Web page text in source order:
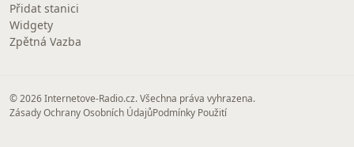
Přidat stanici
Widgety
Zpětná Vazba
© 2026 Internetove-Radio.cz. Všechna práva vyhrazena.
Zásady Ochrany Osobních ÚdajůPodmínky Použití